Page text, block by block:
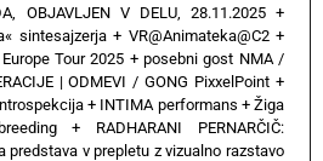
OBJAVLJEN V DELU, 28.11.2025+
sintesajzerja+ VR@Animateka@C2+
Tour 2025 + posebni gost NMA /
| ODMEVI / GONG PixxelPoint +
+ INTIMA performans +Žiga
+ RADHARANI PERNARČIČ:
predstava v prepletu z vizualno razstavo